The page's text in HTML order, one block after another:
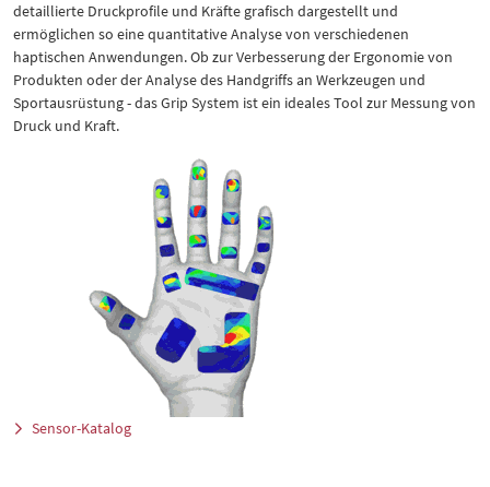
detaillierte Druckprofile und Kräfte grafisch dargestellt und
ermöglichen so eine quantitative Analyse von verschiedenen
haptischen Anwendungen. Ob zur Verbesserung der Ergonomie von
Produkten oder der Analyse des Handgriffs an Werkzeugen und
Sportausrüstung - das Grip System ist ein ideales Tool zur Messung von
Druck und Kraft.
Sensor-Katalog